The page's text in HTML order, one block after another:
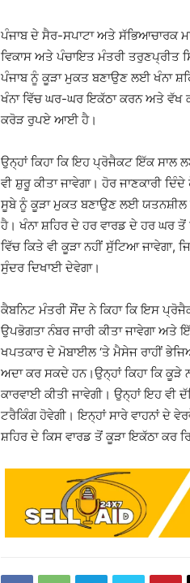
ਪੰਜਾਬ ਦੇ ਸੈਰ-ਸਪਾਟਾ ਅਤੇ ਸੱਭਿਆਚਾਰਕ
ਵਿਕਾਸ ਅਤੇ ਪੰਚਾਇਤ ਮੰਤਰੀ ਤਰੁਣਪ੍ਰੀਤ
ਪੰਜਾਬ ਨੂੰ ਕੂੜਾ ਮੁਕਤ ਬਣਾਉਣ ਲਈ ਖੰਨਾ
ਖੰਨਾ ਵਿੱਚ ਘਰ-ਘਰ ਇਕੱਠਾ ਕਰਨ ਅਤੇ ਵੱਖ
ਕਰੋੜ ਰੁਪਏ ਆਈ ਹੈ।
ਉਨ੍ਹਾਂ ਕਿਹਾ ਕਿ ਇਹ ਪ੍ਰੋਜੈਕਟ ਇੱਕ ਸਾਲ
ਵੀ ਸ਼ੁਰੂ ਕੀਤਾ ਜਾਵੇਗਾ। ਹੋਰ ਜਾਣਕਾਰੀ
ਸੂਬੇ ਨੂੰ ਕੂੜਾ ਮੁਕਤ ਬਣਾਉਣ ਲਈ ਯਤਨਸ਼ੀਲ
ਹੈ। ਖੰਨਾ ਸ਼ਹਿਰ ਦੇ ਹਰ ਵਾਰਡ ਦੇ ਹਰ ਘਰ ਤੋਂ
ਵਿੱਚ ਕਿਤੇ ਵੀ ਕੂੜਾ ਨਹੀਂ ਸੁੱਟਿਆ ਜਾਵੇਗਾ,
ਸੁੰਦਰ ਦਿਖਾਈ ਦੇਵੇਗਾ।
ਕੈਬਨਿਟ ਮੰਤਰੀ ਸੌਂਦ ਨੇ ਕਿਹਾ ਕਿ ਇਸ
ਉਪਭੋਗਤਾ ਨੰਬਰ ਜਾਰੀ ਕੀਤਾ ਜਾਵੇਗਾ
ਖਪਤਕਾਰ ਦੇ ਮੋਬਾਈਲ ‘ਤੇ ਮੈਸੇਜ ਰਾਹੀਂ
ਅਦਾ ਕਰ ਸਕਦੇ ਹਨ।ਉਨ੍ਹਾਂ ਕਿਹਾ ਕਿ ਕੂੜੇ
ਕਾਰਵਾਈ ਕੀਤੀ ਜਾਵੇਗੀ। ਉਨ੍ਹਾਂ ਇਹ ਵੀ
ਟਰੈਕਿੰਗ ਹੋਵੇਗੀ। ਇਨ੍ਹਾਂ ਸਾਰੇ ਵਾਹਨਾਂ ਦੇ
ਸ਼ਹਿਰ ਦੇ ਕਿਸ ਵਾਰਡ ਤੋਂ ਕੂੜਾ ਇਕੱਠਾ ਕਰ